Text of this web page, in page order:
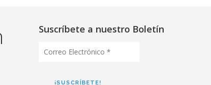
Suscríbete a nuestro Boletín
Electrónico